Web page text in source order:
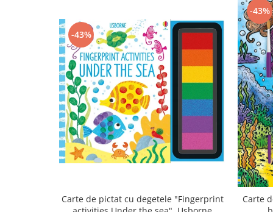
-43%
Carte de pictat cu degetele "Fingerprint
-43%
Carte